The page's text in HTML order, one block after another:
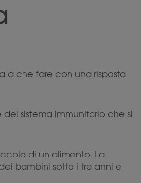
a che fare con una risposta
sistema immunitario che si
di un alimento. La
bambini sotto i tre anni e